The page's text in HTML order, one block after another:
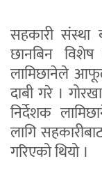
सहकारी
छानबिन
लामिछानेले
दाबी गरे ।
निर्देशक
लागि
गरिएको थियो ।